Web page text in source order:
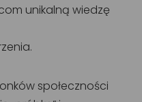
unikalną wiedzę
społeczności